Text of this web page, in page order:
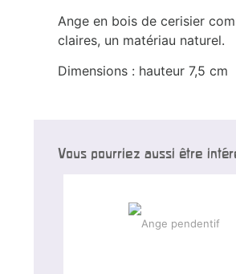
Ange en bois de cerisier
claires, un matériau naturel.
Dimensions : hauteur 7,5 cm
Vous pourriez aussi être